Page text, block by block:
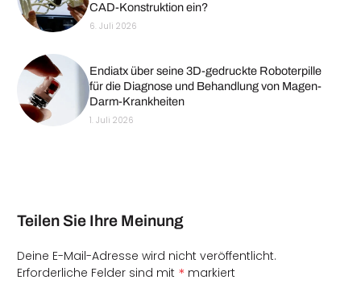
CAD-Konstruktion ein?
6. Juli 2026
Endiatx über seine 3D-gedruckte Roboterpille
für die Diagnose und Behandlung von Magen-
Darm-Krankheiten
1. Juli 2026
Teilen Sie Ihre Meinung
Deine E-Mail-Adresse wird nicht veröffentlicht.
Erforderliche Felder sind mit * markiert